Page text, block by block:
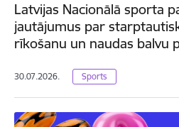
Latvijas Nacionālā sporta
jautājumus par
rīkošanu un naudas balvu
30.07.2026. Sports